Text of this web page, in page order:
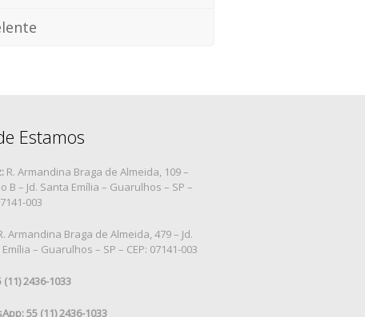
Estamos
R. Armandina Braga de Almeida, 109 –
B – Jd. Santa Emília – Guarulhos – SP –
003
Armandina Braga de Almeida, 479 – Jd.
– Guarulhos – SP – CEP: 07141-003
(11) 2436-1033
55 (11) 2436-1033